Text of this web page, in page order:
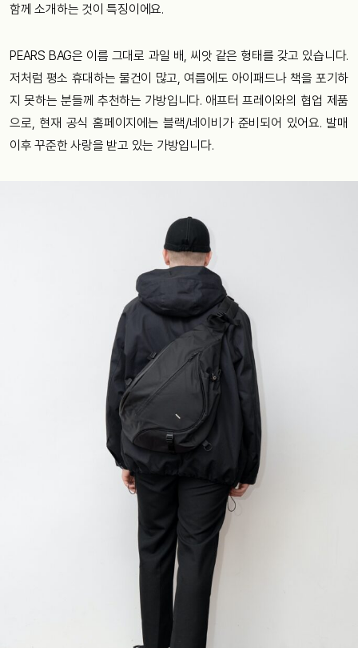
함께 소개하는 것이 특징이에요.
PEARS BAG은 이름 그대로 과일 배, 씨앗 같은 형태를 갖고 있습니다.
저처럼 평소 휴대하는 물건이 많고, 여름에도 아이패드나 책을 포기하
지 못하는 분들께 추천하는 가방입니다. 애프터 프레이와의 협업 제품
으로, 현재 공식 홈페이지에는 블랙/네이비가 준비되어 있어요. 발매
이후 꾸준한 사랑을 받고 있는 가방입니다.